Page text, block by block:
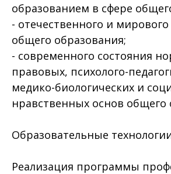
образованием в сфере
- отечественного и
общего образования;
- современного состояния
правовых, психолого-
медико-биологических и
нравственных основ общего
Образовательные
Реализация программы